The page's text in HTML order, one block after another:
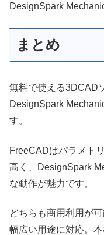
DesignSpark
まとめ
無料で使える3DCAD
DesignSpark
す。
FreeCADはパラメト
高く、DesignSpark
な動作が魅力です。
どちらも商用利用が
幅広い用途に対応。